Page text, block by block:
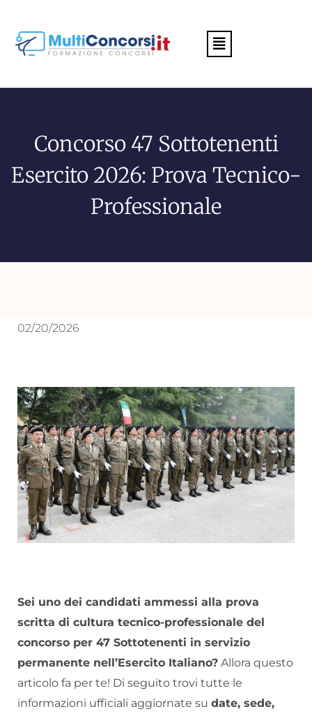
Menu
Concorso 47 Sottotenenti
Esercito 2026: Prova Tecnico-
Professionale
02/20/2026
Sei uno dei candidati ammessi alla prova
scritta di cultura tecnico-professionale del
concorso per 47 Sottotenenti in servizio
permanente nell’Esercito Italiano? Allora questo
articolo fa per te! Di seguito trovi tutte le
informazioni ufficiali aggiornate su date, sede,